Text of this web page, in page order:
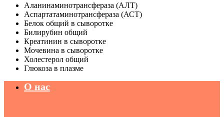
Аланинаминотрансфераза (АЛТ)
Аспартатаминотрансфераза (АСТ)
Белок общий в сыворотке
Билирубин общий
Креатинин в сыворотке
Мочевина в сыворотке
Холестерол общий
Глюкоза в плазме
О нас